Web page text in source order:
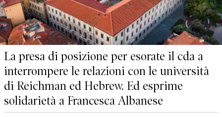
La presa di posizione per esorate il cda a
interrompere le relazioni con le università
di Reichman ed Hebrew. Ed esprime
solidarietà a Francesca Albanese